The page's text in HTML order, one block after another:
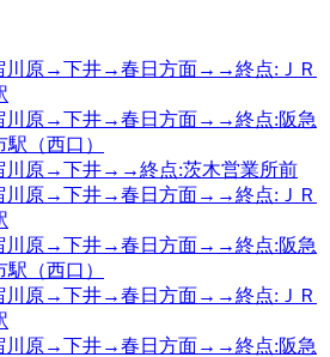
川原→下井→春日方面→→終点:ＪＲ
川原→下井→春日方面→→終点:阪急
駅（西口）
川原→下井→→終点:茨木営業所前
川原→下井→春日方面→→終点:ＪＲ
川原→下井→春日方面→→終点:阪急
駅（西口）
川原→下井→春日方面→→終点:ＪＲ
川原→下井→春日方面→→終点:阪急